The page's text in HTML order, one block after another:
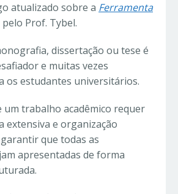
atualizado sobre a Ferramenta
Prof. Tybel.
dissertação ou tese é
e muitas vezes
os estudantes universitários.
um trabalho acadêmico requer
extensiva e organização
que todas as
apresentadas de forma